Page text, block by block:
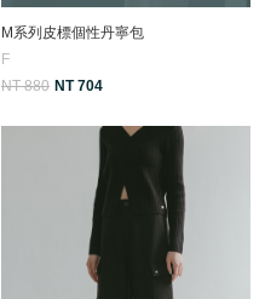
M系列皮標個性丹寧包
F
NT 880 NT 704